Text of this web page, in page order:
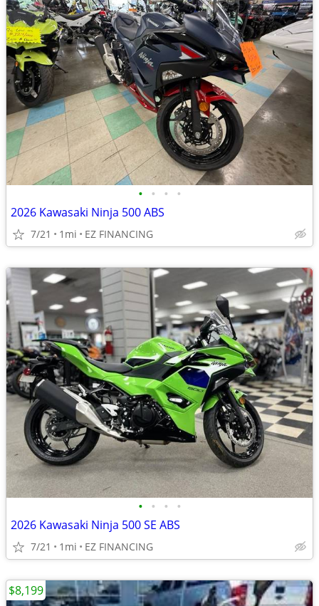
• • • •
2026 Kawasaki Ninja 500 ABS
7/21 1mi EZ FINANCING
• • • •
2026 Kawasaki Ninja 500 SE ABS
7/21 1mi EZ FINANCING
$8,199